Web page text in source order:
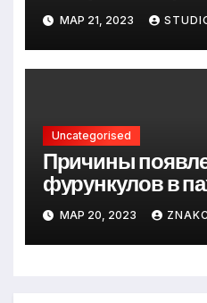
и путь к успеху
МАР 21, 2023
Uncategorised
Причины
фурункулов в
МАР 20, 2023